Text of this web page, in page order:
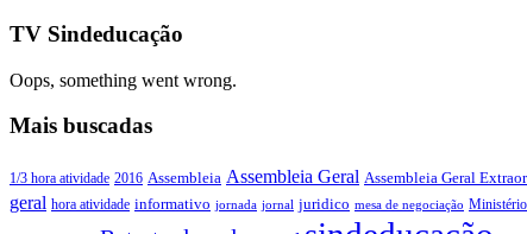
TV Sindeducação
Oops, something went wrong.
Mais buscadas
1/3 hora atividade 2016 Assembleia Assembleia Geral Assembleia Geral
geral hora atividade informativo jornada jornal juridico mesa de negociação